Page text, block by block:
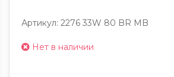
Артикул: 2276 33W 80 BR MB
Нет в наличии